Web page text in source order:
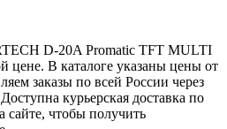
D-20A Promatic TFT MULTI
цене. В каталоге указаны цены от
заказы по всей России через
курьерская доставка по
сайте, чтобы получить